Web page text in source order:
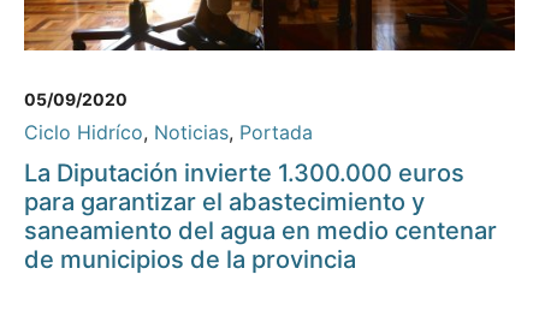
05/09/2020
Ciclo Hidríco, Noticias, Portada
La Diputación invierte 1.300.000 euros
para garantizar el abastecimiento y
saneamiento del agua en medio centenar
de municipios de la provincia